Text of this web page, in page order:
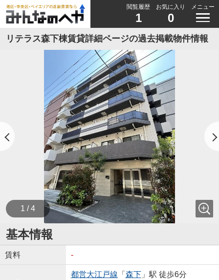
閲覧履歴
1
お気に入り
0
メニュー
リテラス森下棟賃貸詳細ページの過去掲載物件情報
1 / 4
基本情報
賃料 -
都営大江戸線 「 森下」駅 徒歩6分